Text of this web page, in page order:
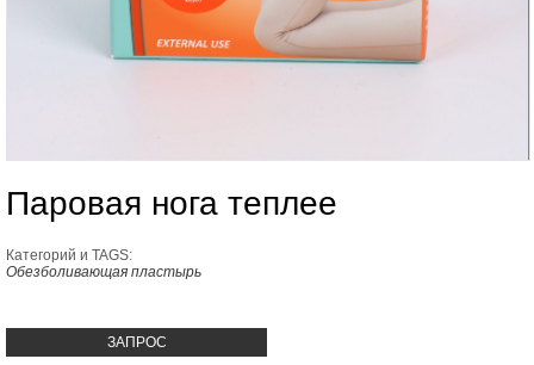
Паровая нога теплее
Категорий и TAGS:
Обезболивающая пластырь
ЗАПРОС